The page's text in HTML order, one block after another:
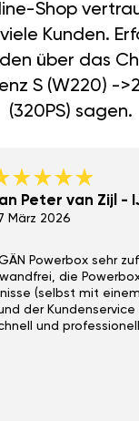
Shop
Kunden.
über das
S (W220) -
(320PS) sagen.
Peter van Zijl -
März 2026
Powerbox sehr
die
(selbst mit
der
und